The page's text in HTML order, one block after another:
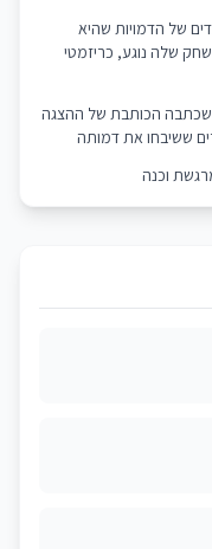
של הדמויות שהיא
שלה נוגע, כריזמטי
שכתבה הכותבת של ההצגה
ששיבחו את דמותה
וכנה